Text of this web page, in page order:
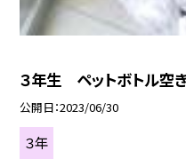
３年生 ペットボトル空
公開日 2023/06/30
３年